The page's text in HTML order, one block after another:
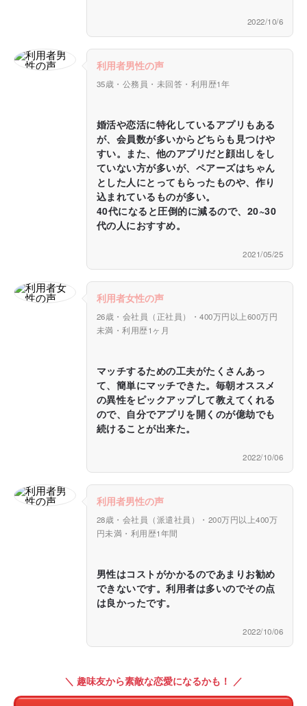
2022/10/6
利用者男性の声
35歳・公務員・未回答・利用歴1年
婚活や恋活に特化しているアプリもある
が、会員数が多いからどちらも見つけや
すい。また、他のアプリだと顔出しをし
ていない方が多いが、ペアーズはちゃん
とした人にとってもらったものや、作り
込まれているものが多い。
40代になると圧倒的に減るので、20~30
代の人におすすめ。
2021/05/25
利用者女性の声
26歳・会社員（正社員）・400万円以上600万円
未満・利用歴1ヶ月
マッチするための工夫がたくさんあっ
て、簡単にマッチできた。毎朝オススメ
の異性をピックアップして教えてくれる
ので、自分でアプリを開くのが億劫でも
続けることが出来た。
2022/10/06
利用者男性の声
28歳・会社員（派遣社員）・200万円以上400万
円未満・利用歴1年間
男性はコストがかかるのであまりお勧め
できないです。利用者は多いのでその点
は良かったです。
2022/10/06
＼ 趣味友から素敵な恋愛になるかも！ ／